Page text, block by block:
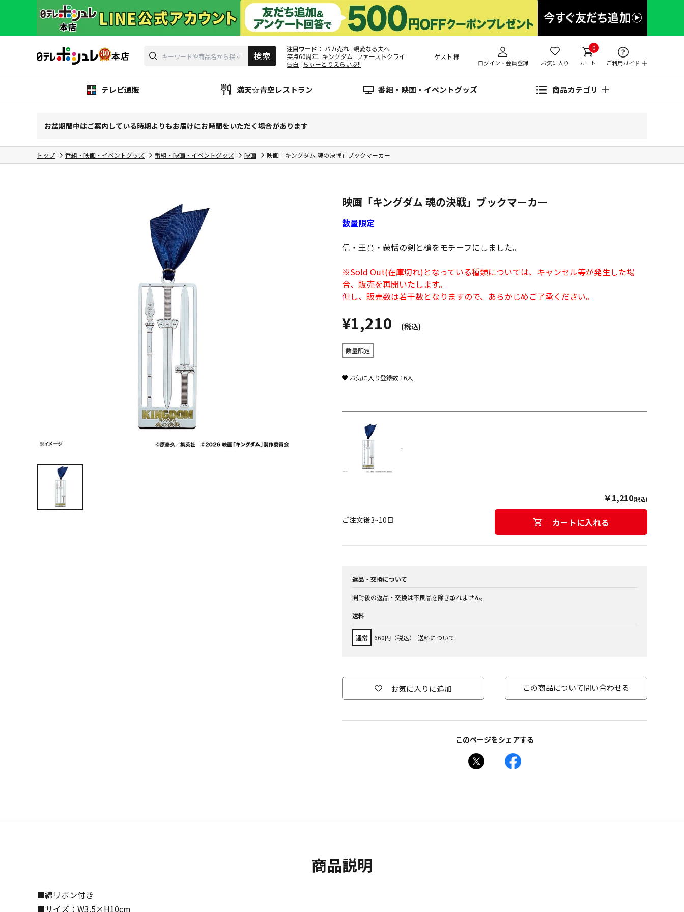
注目ワード バカ売れ 親愛なる夫へ
笑点60周年 キングダム ファーストクライ
告白 ちゅーとりえらいぶ!!
ゲスト 様
ログイン・会員登録 お気に入り
0
カート ご利用ガイド
テレビ通販 満天☆青空レストラン 番組・映画・イベントグッズ 商品カテゴリ
お盆期間中はご案内している時期よりもお届けにお時間をいただく場合があります
トップ 番組・映画・イベントグッズ 番組・映画・イベントグッズ 映画 映画「キングダム 魂の決戦」ブックマーカー
映画「キングダム 魂の決戦」ブックマーカー
数量限定
信・王賁・蒙恬の剣と槍をモチーフにしました。
※Sold Out(在庫切れ)となっている種類については、キャンセル等が発生した場
合、販売を再開いたします。
但し、販売数は若干数となりますので、あらかじめご了承ください。
¥1,210 (税込)
数量限定
お気に入り登録数 16人
-
￥1,210(税込)
ご注文後3~10日 カートに入れる
返品・交換について
開封後の返品・交換は不良品を除き承れません。
送料
通常 660円（税込） 送料について
お気に入りに追加 この商品について問い合わせる
このページをシェアする
商品説明
■綿リボン付き
■サイズ：W3.5×H10cm